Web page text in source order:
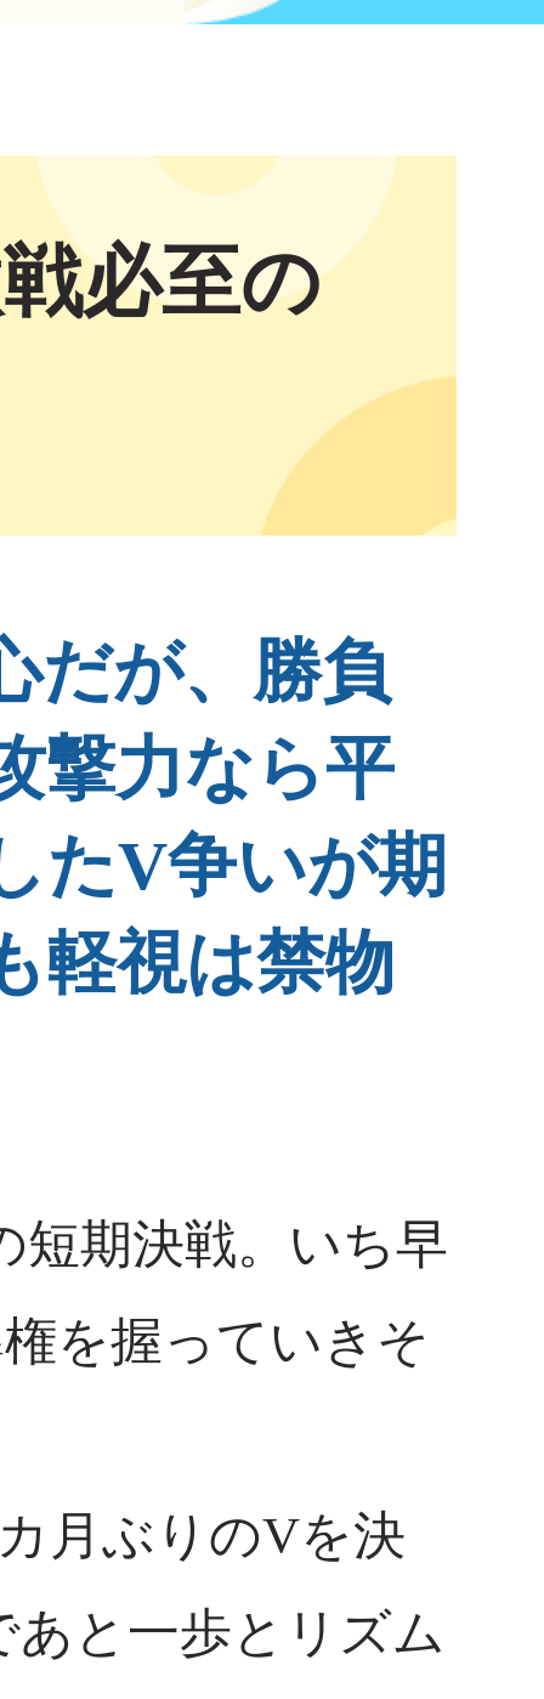
必至の
だが、勝負
撃力なら平
たV争いが期
軽視は禁物
短期決戦。いち早
を握っていきそ
月ぶりのVを決
と一歩とリズム